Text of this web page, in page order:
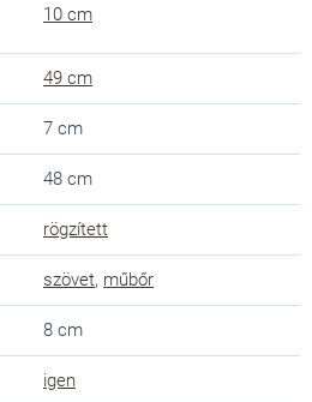
10 cm
49 cm
7 cm
48 cm
rögzített
szövet, műbőr
8 cm
igen